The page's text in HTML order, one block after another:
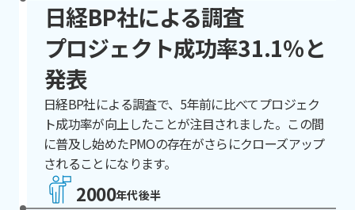
日経BP社による調査
プロジェクト成功率31.1％と
発表
日経BP社による調査で、5年前に比べてプロジェク
ト成功率が向上したことが注目されました。この間
に普及し始めたPMOの存在がさらにクローズアップ
されることになります。
2000年代後半